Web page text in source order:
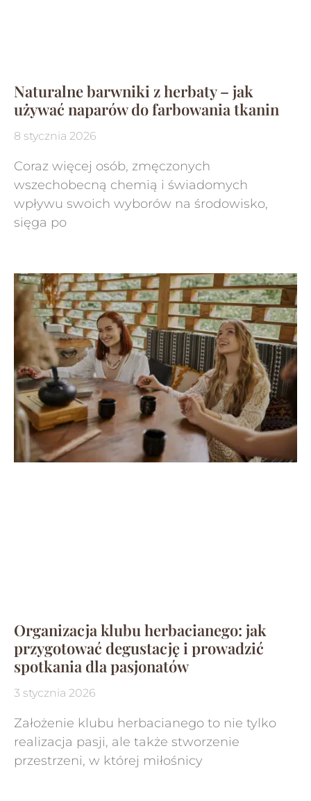
Naturalne barwniki z herbaty – jak
używać naparów do farbowania tkanin
8 stycznia 2026
Coraz więcej osób, zmęczonych
wszechobecną chemią i świadomych
wpływu swoich wyborów na środowisko,
sięga po
Organizacja klubu herbacianego: jak
przygotować degustację i prowadzić
spotkania dla pasjonatów
3 stycznia 2026
Założenie klubu herbacianego to nie tylko
realizacja pasji, ale także stworzenie
przestrzeni, w której miłośnicy